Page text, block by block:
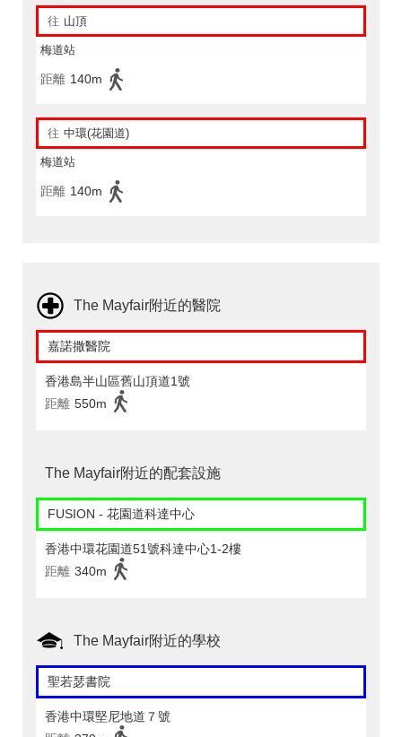
往 山頂
梅道站
距離 140m
往 中環(花園道)
梅道站
距離 140m
The Mayfair附近的醫院
嘉諾撒醫院
香港島半山區舊山頂道1號
距離 550m
The Mayfair附近的配套設施
FUSION - 花園道科達中心
香港中環花園道51號科達中心1-2樓
距離 340m
The Mayfair附近的學校
聖若瑟書院
香港中環堅尼地道７號